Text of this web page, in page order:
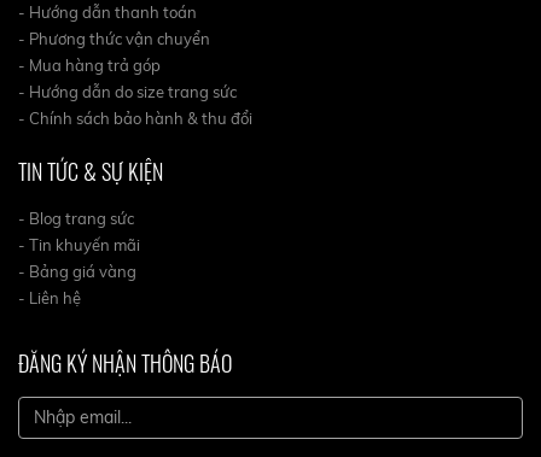
- Hướng dẫn thanh toán
- Phương thức vận chuyển
- Mua hàng trả góp
- Hướng dẫn do size trang sức
- Chính sách bảo hành & thu đổi
TIN TỨC & SỰ KIỆN
- Blog trang sức
- Tin khuyến mãi
- Bảng giá vàng
- Liên hệ
ĐĂNG KÝ NHẬN THÔNG BÁO